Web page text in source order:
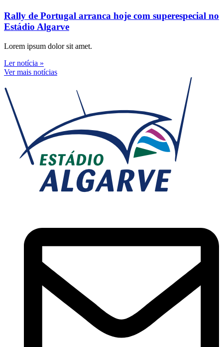
Rally de Portugal arranca hoje com superespecial no
Estádio Algarve
Lorem ipsum dolor sit amet.
Ler notícia »
Ver mais notícias